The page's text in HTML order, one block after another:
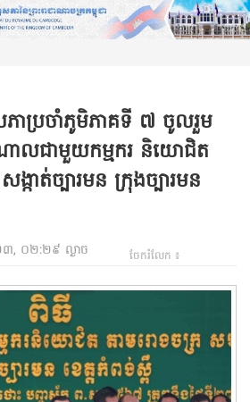
ភាប្រចាំភូមិភាគទី ៧ ចូលរួម
លជាមួយកម្មករ និយោជិត
ាត់ច្បារមន ក្រុងច្បារមន
៣, ០២:២៩ ល្ងាច ចែករំលែក ៖